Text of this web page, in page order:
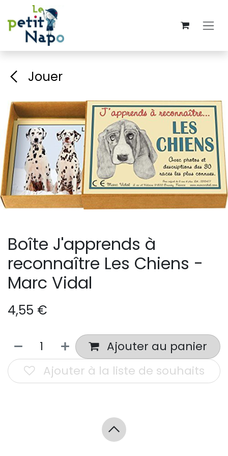
Se rendre au contenu
Jouer
Boîte J'apprends à
reconnaître Les Chiens -
Marc Vidal
4,55 €
Ajouter au panier
Ajouter à la liste de souhaits